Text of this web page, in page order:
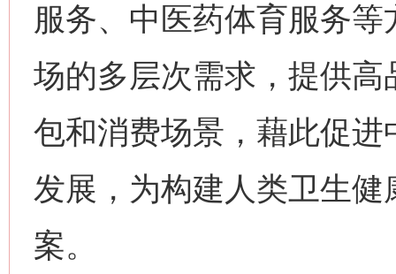
服务、中医药体育服务
场的多层次需求，提供
包和消费场景，藉此促
发展，为构建人类卫生
案。